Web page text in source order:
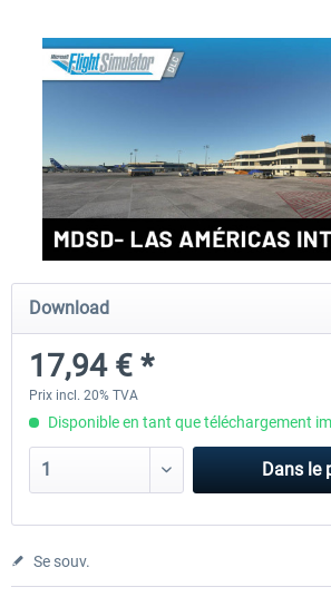
FSDG - Greenland Kulusuk MSFS
Download
17,94 € *
Prix incl. 20% TVA
Disponible en tant que téléchargement
Dans le
Se souv.